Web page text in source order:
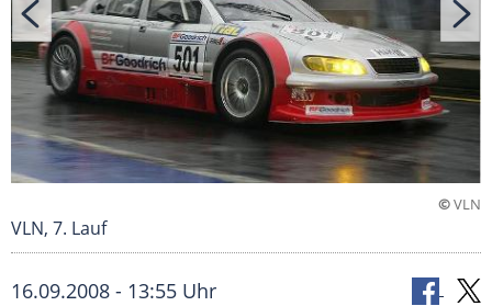
©VLN
VLN, 7. Lauf
16.09.2008 - 13:55 Uhr